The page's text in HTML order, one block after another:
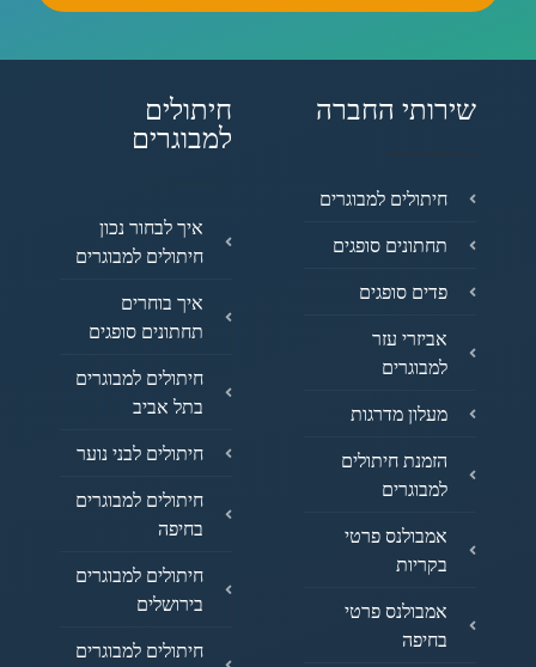
שירותי החברה
חיתולים למבוגרים
תחתונים סופגים
פדים סופגים
אביזרי עזר
למבוגרים
מעלון מדרגות
הזמנת חיתולים
למבוגרים
אמבולנס פרטי
בקריות
אמבולנס פרטי
בחיפה
חיתולים
למבוגרים
איך לבחור נכון
חיתולים למבוגרים
איך בוחרים
תחתונים סופגים
חיתולים למבוגרים
בתל אביב
חיתולים לבני נוער
חיתולים למבוגרים
בחיפה
חיתולים למבוגרים
בירושלים
חיתולים למבוגרים